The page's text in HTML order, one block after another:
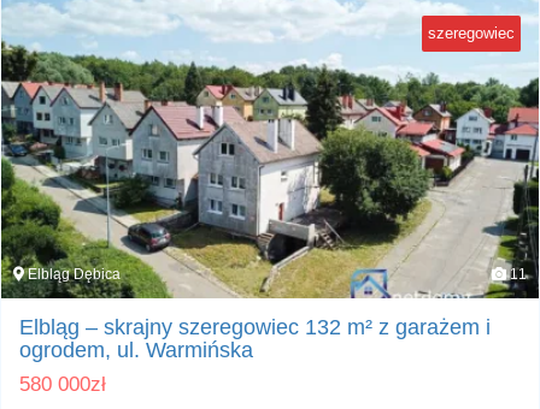
szeregowiec
Elbląg Dębica 11
Elbląg – skrajny szeregowiec 132 m² z garażem i
ogrodem, ul. Warmińska
580 000zł